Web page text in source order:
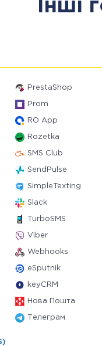
Інші
PrestaShop
Prom
RO App
Rozetka
SMS Club
SendPulse
SimpleTexting
Slack
TurboSMS
Viber
Webhooks
eSputnik
keyCRM
Нова Пошта
Телеграм